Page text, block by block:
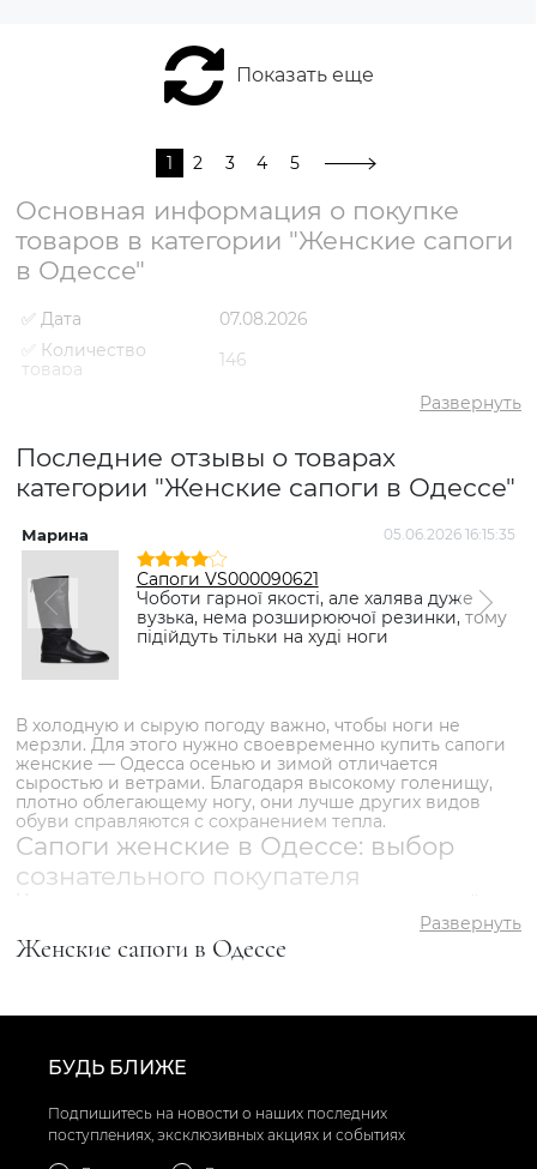
Женские сапоги в Одессе
Показать еще
1 2 3 4 5
Основная информация о покупке
товаров в категории "Женские сапоги
в Одессе"
✅ Дата
07.08.2026
✅ Количество
товара
146
✅ Самый дешевый
товар
2092 грн
товар
популярный товар
Сапоги VS000092486
Коричневый
Развернуть
Последние отзывы о товарах
категории "Женские сапоги в Одессе"
Марина 05.06.2026 16:15:35
Сапоги VS000090621
Чоботи гарної якості, але халява дуже
вузька, нема розширюючої резинки, тому
підійдуть тільки на худі ноги
В холодную и сырую погоду важно, чтобы ноги не
мерзли. Для этого нужно своевременно купить сапоги
женские — Одесса осенью и зимой отличается
сыростью и ветрами. Благодаря высокому голенищу,
плотно облегающему ногу, они лучше других видов
обуви справляются с сохранением тепла.
Сапоги женские в Одессе: выбор
сознательного покупателя
Несмотря на то, что климат в южном городе мягкий, из-
за близости моря в осенние месяцы зябко, а зимой
может выпасть снег. На такие случаи нужна
качественная и надежная обувь. Демисезонные
Для сложных погодных условий больше подойдут
толстая протекторная подошва или платформа;
Поскольку сильные морозы в городе случаются
довольно редко, нет необходимости брать модели,
утепленные овчиной по всей длине. Достаточно купить
Развернуть
БУДЬ БЛИЖЕ
Подпишитесь на новости о наших последних
поступлениях, эксклюзивных акциях и событиях